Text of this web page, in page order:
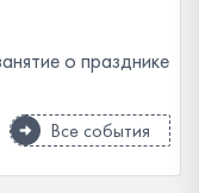
о празднике
Все события